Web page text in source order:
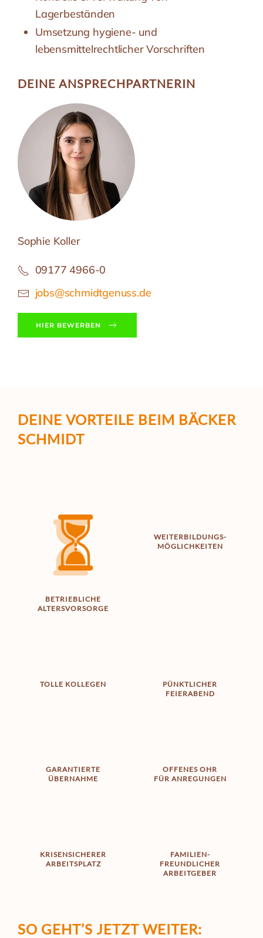
Lagerbeständen
Umsetzung hygiene- und
lebensmittelrechtlicher Vorschriften
DEINE ANSPRECH­PARTNERIN
Sophie Koller
09177 4966-0
jobs@schmidtgenuss.de
HIER BEWERBEN
DEINE VORTEILE BEIM BÄCKER
SCHMIDT
BETRIEBLICHE
ALTERS­VORSORGE
WEITERBILDUNGS­­
MÖGLICHKEITEN
TOLLE KOLLEGEN
PÜNKTLICHER
FEIERABEND
GARANTIERTE
ÜBERNAHME
OFFENES OHR
FÜR ANREGUNGEN
KRISENSICHERER
ARBEITSPLATZ
FAMILIEN­
FREUNDLICHER
ARBEITGEBER
SO GEHT’S JETZT WEITER: